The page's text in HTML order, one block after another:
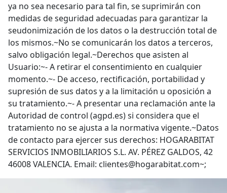
ya no sea necesario para tal fin, se suprimirán con
medidas de seguridad adecuadas para garantizar la
seudonimización de los datos o la destrucción total de
los mismos.~No se comunicarán los datos a terceros,
salvo obligación legal.~Derechos que asisten al
Usuario:~- A retirar el consentimiento en cualquier
momento.~- De acceso, rectificación, portabilidad y
supresión de sus datos y a la limitación u oposición a
su tratamiento.~- A presentar una reclamación ante la
Autoridad de control (agpd.es) si considera que el
tratamiento no se ajusta a la normativa vigente.~Datos
de contacto para ejercer sus derechos: HOGARABITAT
SERVICIOS INMOBILIARIOS S.L. AV. PÉREZ GALDOS, 42
46008 VALENCIA. Email: clientes@hogarabitat.com~;